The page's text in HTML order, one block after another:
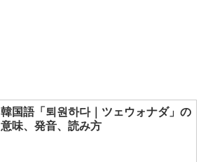
韓国語「퇴원하다｜ツェウォナダ」の
意味、発音、読み方